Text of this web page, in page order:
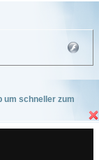
um schneller zum